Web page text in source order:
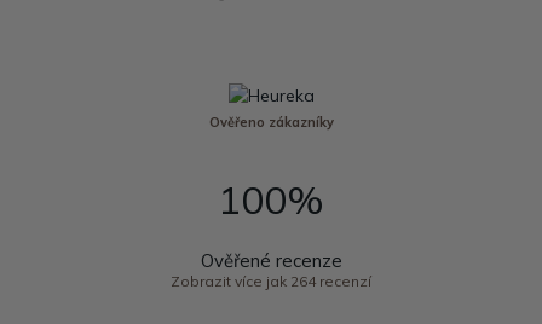
Ověřeno zákazníky
100%
Ověřené recenze
Zobrazit více jak 264 recenzí